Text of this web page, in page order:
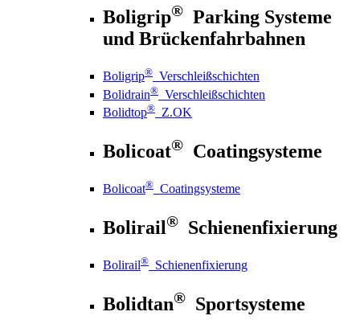
Boligrip® Parking Systeme
und Brückenfahrbahnen
Boligrip® Verschleißschichten
Bolidrain® Verschleißschichten
Bolidtop® Z.OK
Bolicoat® Coatingsysteme
Bolicoat® Coatingsysteme
Bolirail® Schienenfixierung
Bolirail® Schienenfixierung
Bolidtan® Sportsysteme